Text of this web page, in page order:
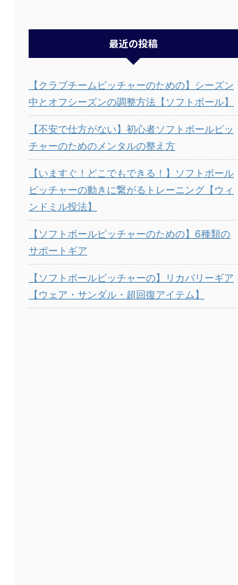
最近の投稿
【クラブチームピッチャーのための】シーズン
中とオフシーズンの調整方法【ソフトボール】
【不安で仕方がない】初心者ソフトボールピッ
チャーのためのメンタルの整え方
【いますぐ！どこでもできる！】ソフトボール
ピッチャーの動きに繋がるトレーニング【ウィ
ンドミル投法】
【ソフトボールピッチャーのための】6種類の
サポートギア
【ソフトボールピッチャーの】リカバリーギア
【ウェア・サンダル・超回復アイテム】